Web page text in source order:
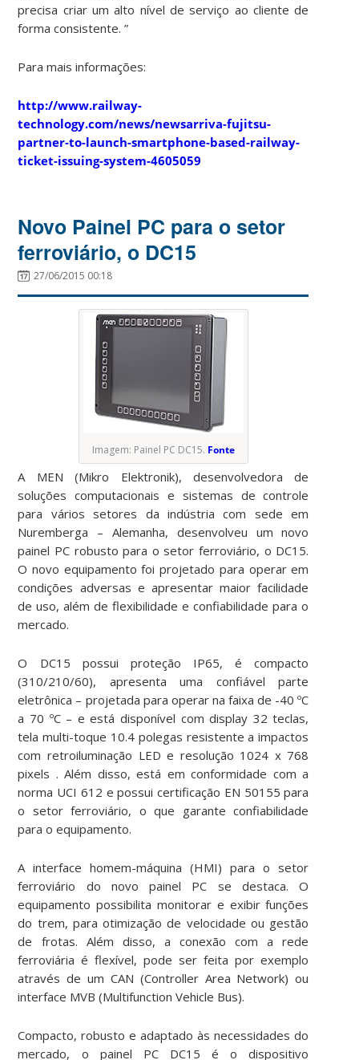
precisa criar um alto nível de serviço ao cliente de
forma consistente. ”
Para mais informações:
http://www.railway-
technology.com/news/newsarriva-fujitsu-
partner-to-launch-smartphone-based-railway-
ticket-issuing-system-4605059
Novo Painel PC para o setor
ferroviário, o DC15
27/06/2015 00:18
Imagem: Painel PC DC15. Fonte
A MEN (Mikro Elektronik), desenvolvedora de
soluções computacionais e sistemas de controle
para vários setores da indústria com sede em
Nuremberga – Alemanha, desenvolveu um novo
painel PC robusto para o setor ferroviário, o DC15.
O novo equipamento foi projetado para operar em
condições adversas e apresentar maior facilidade
de uso, além de flexibilidade e confiabilidade para o
mercado.
O DC15 possui proteção IP65, é compacto
(310/210/60), apresenta uma confiável parte
eletrônica – projetada para operar na faixa de -40 ºC
a 70 ºC – e está disponível com display 32 teclas,
tela multi-toque 10.4 polegas resistente a impactos
com retroiluminação LED e resolução 1024 x 768
pixels . Além disso, está em conformidade com a
norma UCI 612 e possui certificação EN 50155 para
o setor ferroviário, o que garante confiabilidade
para o equipamento.
A interface homem-máquina (HMI) para o setor
ferroviário do novo painel PC se destaca. O
equipamento possibilita monitorar e exibir funções
do trem, para otimização de velocidade ou gestão
de frotas. Além disso, a conexão com a rede
ferroviária é flexível, pode ser feita por exemplo
através de um CAN (Controller Area Network) ou
interface MVB (Multifunction Vehicle Bus).
Compacto, robusto e adaptado às necessidades do
mercado, o painel PC DC15 é o dispositivo